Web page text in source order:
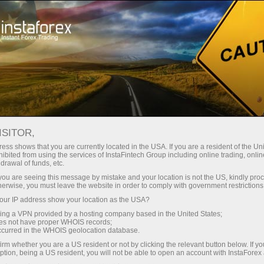
Treyderlar uchun Savdo shartlari
Savdo vositalari
GOLD
GOLD
4342.46 (%) 07 Aug 2026 20:59
Купить
4342.46
4341.66
shows that you are currently located in the USA. If you are a resident of the
from using the services of InstaFintech Group including online trading,
of funds, etc.
are seeing this message by mistake and your location is not the US, kindly
you must leave the website in order to comply with government
IP address show your location as the USA?
a VPN provided by a hosting company based in the United States;
not have proper WHOIS records;
in the WHOIS geolocation database.
whether you are a US resident or not by clicking the relevant button below. If
being a US resident, you will not be able to open an account with InstaForex